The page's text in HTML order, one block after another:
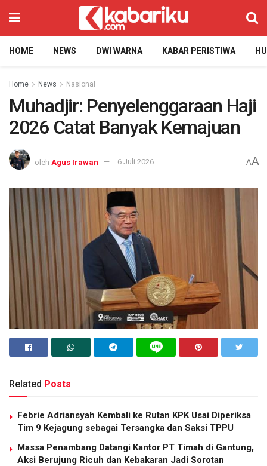
HOME NEWS DWI WARNA KABAR PERISTIWA
Home News Nasional
Muhadjir: Penyelenggaraan Haji
2026 Catat Banyak Kemajuan
oleh Agus Irawan 6 Juli 2026 AA
Related Posts
Febrie Adriansyah Kembali ke Rutan KPK Usai Diperiksa
Tim 9 Kejagung sebagai Tersangka dan Saksi TPPU
Massa Penambang Datangi Kantor PT Timah di Gantung,
Aksi Berujung Ricuh dan Kebakaran Jadi Sorotan